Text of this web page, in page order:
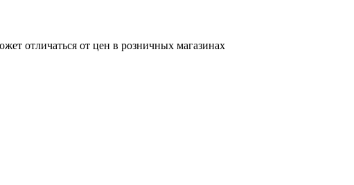
отличаться от цен в розничных магазинах